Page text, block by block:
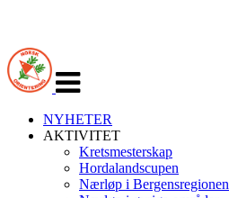
navigasjon
NYHETER
AKTIVITET
Kretsmesterskap
Hordalandscupen
Nærløp i Bergensregionen